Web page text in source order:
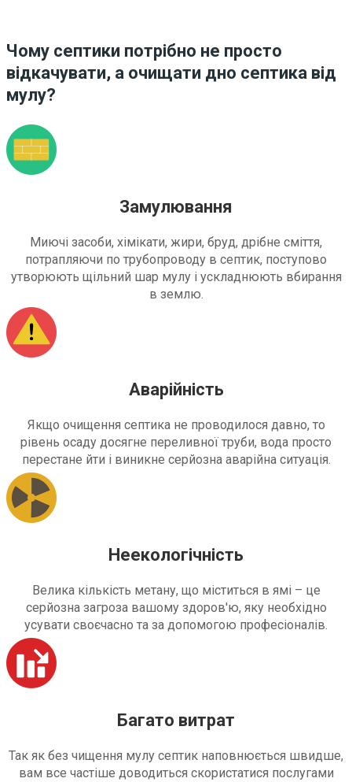
Чому септики потрібно не просто
відкачувати, а очищати дно септика від
мулу?
Замулювання
Миючі засоби, хімікати, жири, бруд, дрібне сміття,
потрапляючи по трубопроводу в септик, поступово
утворюють щільний шар мулу і ускладнюють вбирання
в землю.
Аварійність
Якщо очищення септика не проводилося давно, то
рівень осаду досягне переливної труби, вода просто
перестане йти і виникне серйозна аварійна ситуація.
Неекологічність
Велика кількість метану, що міститься в ямі – це
серйозна загроза вашому здоров'ю, яку необхідно
усувати своєчасно та за допомогою професіоналів.
Багато витрат
Так як без чищення мулу септик наповнюється швидше,
вам все частіше доводиться скористатися послугами